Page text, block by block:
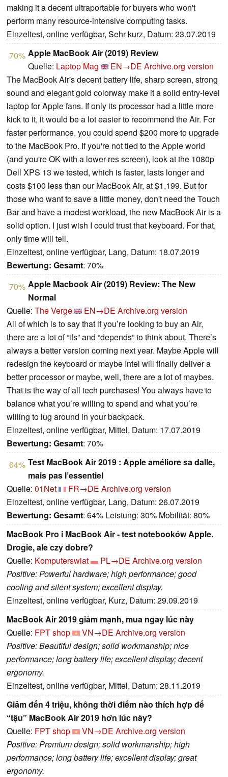
making it a decent ultraportable for buyers who won't
perform many resource-intensive computing tasks.
Einzeltest, online verfügbar, Sehr kurz, Datum: 23.07.2019
70% Apple MacBook Air (2019) Review
Quelle: Laptop Mag EN→DE Archive.org version
The MacBook Air's decent battery life, sharp screen, strong
sound and elegant gold colorway make it a solid entry-level
laptop for Apple fans. If only its processor had a little more
kick to it, it would be a lot easier to recommend the Air. For
faster performance, you could spend $200 more to upgrade
to the MacBook Pro. If you're not tied to the Apple world
(and you're OK with a lower-res screen), look at the 1080p
Dell XPS 13 we tested, which is faster, lasts longer and
costs $100 less than our MacBook Air, at $1,199. But for
those who want to save a little money, don't need the Touch
Bar and have a modest workload, the new MacBook Air is a
solid option. I just wish I could trust that keyboard. For that,
only time will tell.
Einzeltest, online verfügbar, Lang, Datum: 18.07.2019
Bewertung: Gesamt: 70%
70% Apple Macbook Air (2019) Review: The New
Normal
Quelle: The Verge EN→DE Archive.org version
All of which is to say that if you’re looking to buy an Air,
there are a lot of “ifs” and “depends” to think about. There’s
always a better version coming next year. Maybe Apple will
redesign the keyboard or maybe Intel will finally deliver a
better processor or maybe, well, there are a lot of maybes.
That is the way of all tech purchases! You always have to
balance what you’re willing to spend and what you’re
willing to lug around in your backpack.
Einzeltest, online verfügbar, Mittel, Datum: 17.07.2019
Bewertung: Gesamt: 70%
64% Test MacBook Air 2019 : Apple améliore sa dalle,
mais pas l’essentiel
Quelle: 01Net FR→DE Archive.org version
Einzeltest, online verfügbar, Lang, Datum: 26.07.2019
Bewertung: Gesamt: 64% Leistung: 30% Mobilität: 80%
MacBook Pro i MacBook Air - test notebooków Apple.
Drogie, ale czy dobre?
Quelle: Komputerswiat PL→DE Archive.org version
Positive: Powerful hardware; high performance; good
cooling and silent system; excellent display.
Einzeltest, online verfügbar, Kurz, Datum: 29.09.2019
MacBook Air 2019 giảm mạnh, mua ngay lúc này
Quelle: FPT shop VN→DE Archive.org version
Positive: Beautiful design; solid workmanship; nice
performance; long battery life; excellent display; decent
ergonomy.
Einzeltest, online verfügbar, Mittel, Datum: 28.11.2019
Giảm đến 4 triệu, không thời điểm nào thích hợp để
“tậu” MacBook Air 2019 hơn lúc này?
Quelle: FPT shop VN→DE Archive.org version
Positive: Premium design; solid workmanship; high
performance; long battery life; excellent display; great
ergonomy.